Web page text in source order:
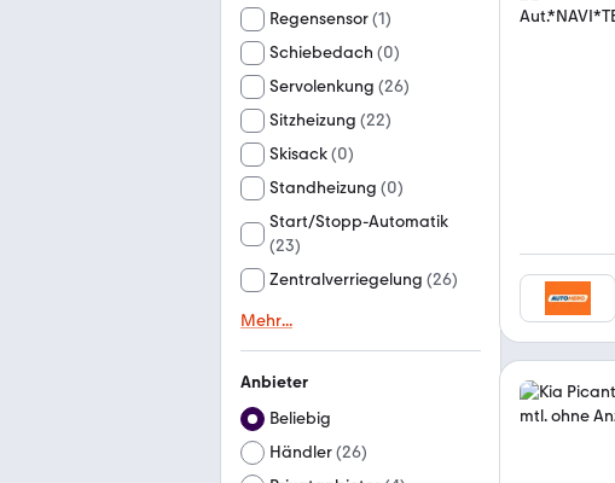
Regensensor(1)
Schiebedach (0)
Servolenkung (26)
Sitzheizung (22)
Skisack(0)
Standheizung (0)
Start/Stopp-Automatik
(23)
Zentralverriegelung (26)
Mehr...
Anbieter
Beliebig
Händler(26)